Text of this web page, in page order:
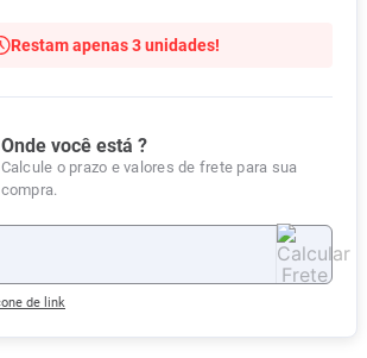
Restam apenas 3 unidades!
Onde você está ?
Calcule o prazo e valores de frete para sua
compra.